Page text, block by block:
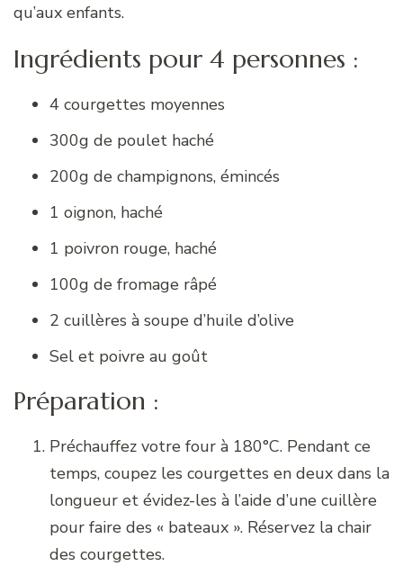
qu’aux enfants.
Ingrédients pour 4 personnes :
4 courgettes moyennes
300g de poulet haché
200g de champignons, émincés
1 oignon, haché
1 poivron rouge, haché
100g de fromage râpé
2 cuillères à soupe d’huile d’olive
Sel et poivre au goût
Préparation :
Préchauffez votre four à 180°C. Pendant ce
temps, coupez les courgettes en deux dans la
longueur et évidez-les à l’aide d’une cuillère
pour faire des « bateaux ». Réservez la chair
des courgettes.